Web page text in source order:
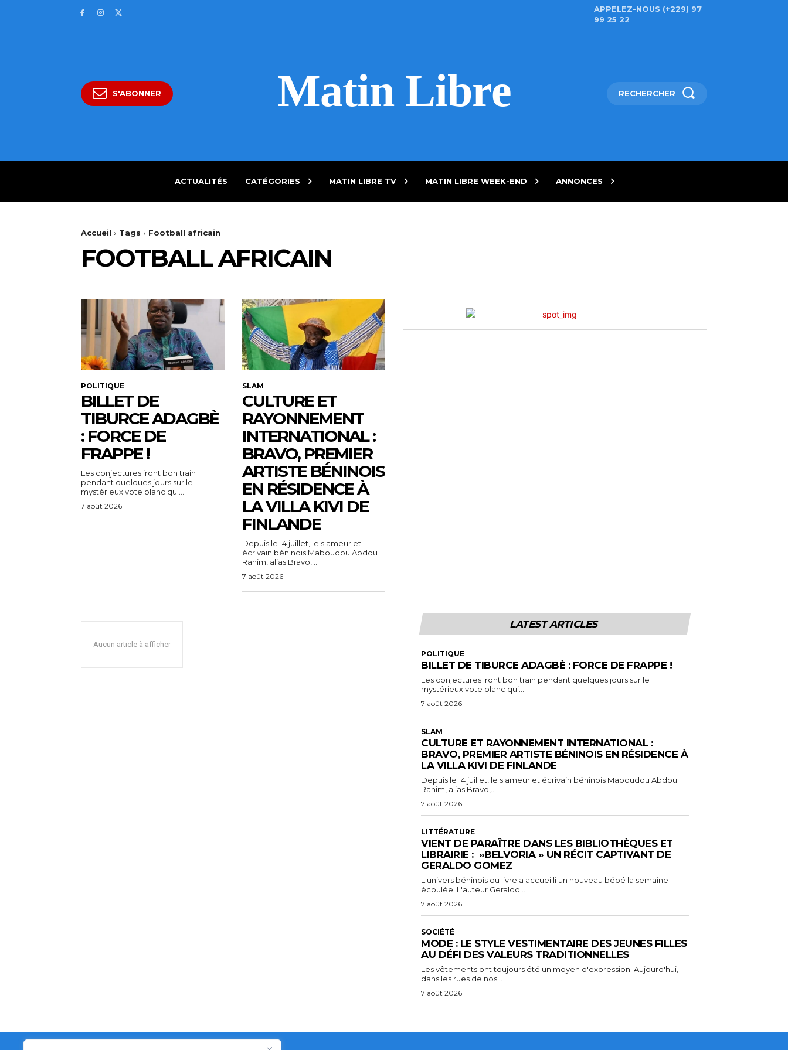
APPELEZ-NOUS (+229) 97
99 25 22
S'ABONNER Matin Libre RECHERCHER
ACTUALITÉS CATÉGORIES MATIN LIBRE TV MATIN LIBRE WEEK-END ANNONCES
Accueil Tags Football africain
FOOTBALL AFRICAIN
POLITIQUE
BILLET DE
TIBURCE ADAGBÈ
: FORCE DE
FRAPPE !
Les conjectures iront bon train
pendant quelques jours sur le
mystérieux vote blanc qui...
7 août 2026
SLAM
CULTURE ET
RAYONNEMENT
INTERNATIONAL :
BRAVO, PREMIER
ARTISTE BÉNINOIS
EN RÉSIDENCE À
LA VILLA KIVI DE
FINLANDE
Depuis le 14 juillet, le slameur et
écrivain béninois Maboudou Abdou
Rahim, alias Bravo,...
7 août 2026
Aucun article à afficher
LATEST ARTICLES
POLITIQUE
BILLET DE TIBURCE ADAGBÈ : FORCE DE FRAPPE !
Les conjectures iront bon train pendant quelques jours sur le
mystérieux vote blanc qui...
7 août 2026
SLAM
CULTURE ET RAYONNEMENT INTERNATIONAL :
BRAVO, PREMIER ARTISTE BÉNINOIS EN RÉSIDENCE À
LA VILLA KIVI DE FINLANDE
Depuis le 14 juillet, le slameur et écrivain béninois Maboudou Abdou
Rahim, alias Bravo,...
7 août 2026
LITTÉRATURE
VIENT DE PARAÎTRE DANS LES BIBLIOTHÈQUES ET
LIBRAIRIE : »BELVORIA » UN RÉCIT CAPTIVANT DE
GERALDO GOMEZ
L'univers béninois du livre a accueilli un nouveau bébé la semaine
écoulée. L'auteur Geraldo...
7 août 2026
SOCIÉTÉ
MODE : LE STYLE VESTIMENTAIRE DES JEUNES FILLES
AU DÉFI DES VALEURS TRADITIONNELLES
Les vêtements ont toujours été un moyen d'expression. Aujourd'hui,
dans les rues de nos...
7 août 2026